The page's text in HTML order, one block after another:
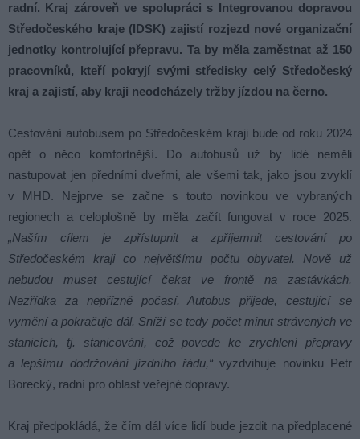
radní. Kraj zároveň ve spolupráci s Integrovanou dopravou
Středočeského kraje (IDSK) zajistí rozjezd nové organizační
jednotky kontrolující přepravu. Ta by měla zaměstnat až 150
pracovníků, kteří pokryjí svými středisky celý Středočeský
kraj a zajistí, aby kraji neodcházely tržby jízdou na černo.
Cestování autobusem po Středočeském kraji bude od roku 2024
opět o něco komfortnější. Do autobusů už by lidé neměli
nastupovat jen předními dveřmi, ale všemi tak, jako jsou zvyklí
v MHD. Nejprve se začne s touto novinkou ve vybraných
regionech a celoplošně by měla začít fungovat v roce 2025.
„Naším cílem je zpřístupnit a zpříjemnit cestování po
Středočeském kraji co největšímu počtu obyvatel. Nově už
nebudou muset cestující čekat ve frontě na zastávkách.
Nezřídka za nepřízně počasí. Autobus přijede, cestující se
vymění a pokračuje dál. Sníží se tedy počet minut strávených ve
stanicích, tj. stanicování, což povede ke zrychlení přepravy
a lepšímu dodržování jízdního řádu,“ vyzdvihuje novinku Petr
Borecký, radní pro oblast veřejné dopravy.
Kraj předpokládá, že čím dál více lidí bude jezdit na předplacené